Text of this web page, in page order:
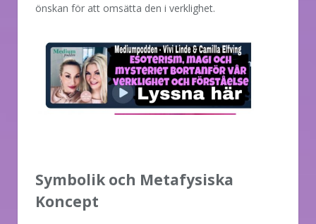
önskan för att omsätta den i verklighet.
Symbolik och Metafysiska
Koncept